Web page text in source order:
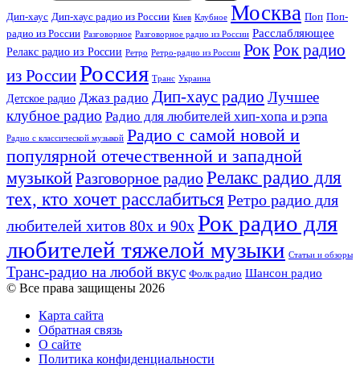
Дип-хаус Дип-хаус радио из России Киев Клубное Москва Поп Поп-
радио из России Разговорное Разговорное радио из России Расслабляющее
Релакс радио из России Ретро Ретро-радио из России РокРок радио
из РоссииРоссия Транс Украина
Детское радио Джаз радио Дип-хаус радио Лучшее
клубное радио Радио для любителей хип-хопа и рэпа
Радио с классической музыкой Радио с самой новой и
популярной отечественной и западной
музыкойРазговорное радиоРелакс радио для
тех, кто хочет расслабиться Ретро радио для
любителей хитов 80х и 90хРок радио для
любителей тяжелой музыки Статьи и обзоры
Транс-радио на любой вкус Фолк радио Шансон радио
© Все права защищены 2026
Карта сайта
Обратная связь
О сайте
Политика конфиденциальности